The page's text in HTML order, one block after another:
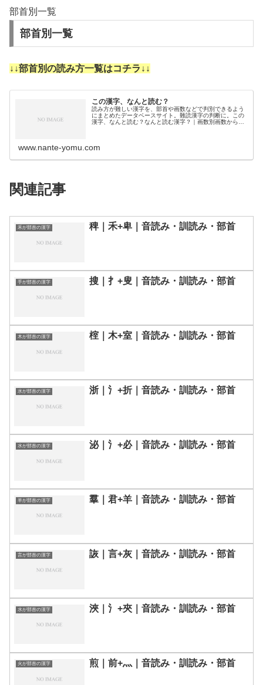
部首別一覧
部首別一覧
↓↓部首別の読み方一覧はコチラ↓↓
この漢字、なんと読む？
読み方が難しい漢字を、部首や画数などで判別できるよう
にまとめたデータベースサイト。難読漢字の判断に。この
漢字、なんと読む？なんと読む漢字？｜画数別画数から漢
www.nante-yomu.com
関連記事
禾が部首の漢字 稗｜禾+卑｜音読み・訓読み・部首
手が部首の漢字 搜｜扌+叟｜音読み・訓読み・部首
木が部首の漢字 榁｜木+室｜音読み・訓読み・部首
水が部首の漢字 浙｜氵+折｜音読み・訓読み・部首
水が部首の漢字 泌｜氵+必｜音読み・訓読み・部首
羊が部首の漢字 羣｜君+羊｜音読み・訓読み・部首
言が部首の漢字 詼｜言+灰｜音読み・訓読み・部首
水が部首の漢字 浹｜氵+夾｜音読み・訓読み・部首
火が部首の漢字 煎｜前+灬｜音読み・訓読み・部首